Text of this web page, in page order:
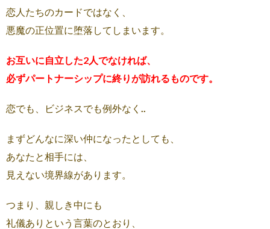
恋人たちのカードではなく、
悪魔の正位置に堕落してしまいます。
お互いに自立した2人でなければ、
必ずパートナーシップに終りが訪れるものです。
恋でも、ビジネスでも例外なく..
まずどんなに深い仲になったとしても、
あなたと相手には、
見えない境界線があります。
つまり、親しき中にも
礼儀ありという言葉のとおり、